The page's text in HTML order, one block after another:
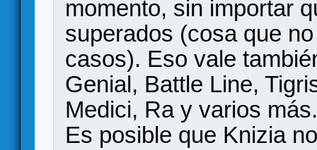
momento, sin importar
superados (cosa que
casos). Eso vale
Genial, Battle Line,
Medici, Ra y varios más.
Es posible que Knizia